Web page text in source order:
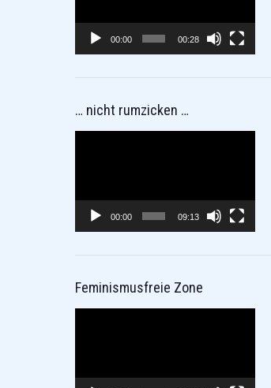
00:00 00:28
… nicht rumzicken …
00:00 09:13
Feminismusfreie Zone